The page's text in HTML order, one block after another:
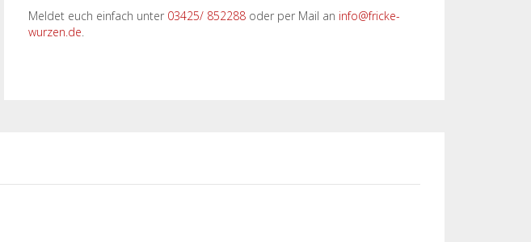
Meldet euch einfach unter 03425/ 852288 oder per Mail an info@fricke-
wurzen.de.